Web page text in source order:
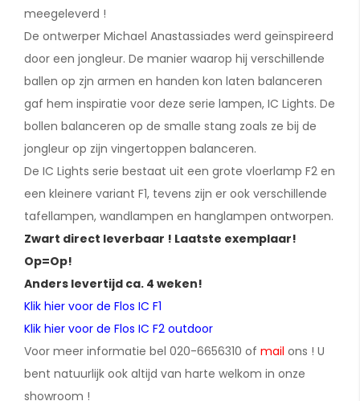
meegeleverd !
De ontwerper Michael Anastassiades werd geïnspireerd
door een jongleur. De manier waarop hij verschillende
ballen op zjn armen en handen kon laten balanceren
gaf hem inspiratie voor deze serie lampen, IC Lights. De
bollen balanceren op de smalle stang zoals ze bij de
jongleur op zijn vingertoppen balanceren.
De IC Lights serie bestaat uit een grote vloerlamp F2 en
een kleinere variant F1, tevens zijn er ook verschillende
tafellampen, wandlampen en hanglampen ontworpen.
Zwart direct leverbaar ! Laatste exemplaar!
Op=Op!
Anders levertijd ca. 4 weken!
Klik hier voor de Flos IC F1
Klik hier voor de Flos IC F2 outdoor
Voor meer informatie bel 020-6656310 of mail ons ! U
bent natuurlijk ook altijd van harte welkom in onze
showroom !